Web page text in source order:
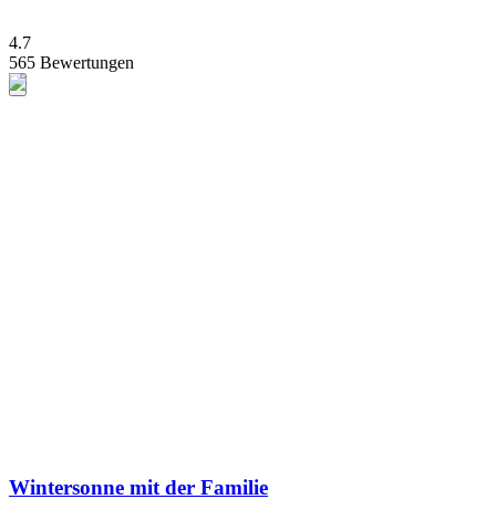
4.7
565 Bewertungen
Wintersonne mit der Familie